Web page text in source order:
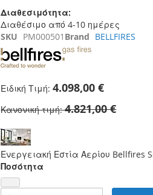
Διαθεσιμότητα:
Διαθέσιμο από 4-10 ημέρες
SKU PM000501 Brand BELLFIRES
Ειδική Τιμή 4.098,00 €
Κανονική τιμή 4.821,00 €
Ενεργειακή Εστία Αερίου Bellfires
Ποσότητα